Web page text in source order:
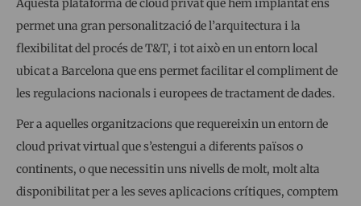
Aquesta plataforma de cloud privat que hem implantat ens
permet una gran personalització de l’arquitectura i la
flexibilitat del procés de T&T, i tot això en un entorn local
ubicat a Barcelona que ens permet facilitar el compliment de
les regulacions nacionals i europees de tractament de dades.
Per a aquelles organitzacions que requereixin un entorn de
cloud privat virtual que s’estengui a diferents països o
continents, o que necessitin uns nivells de molt, molt alta
disponibilitat per a les seves aplicacions crítiques, comptem